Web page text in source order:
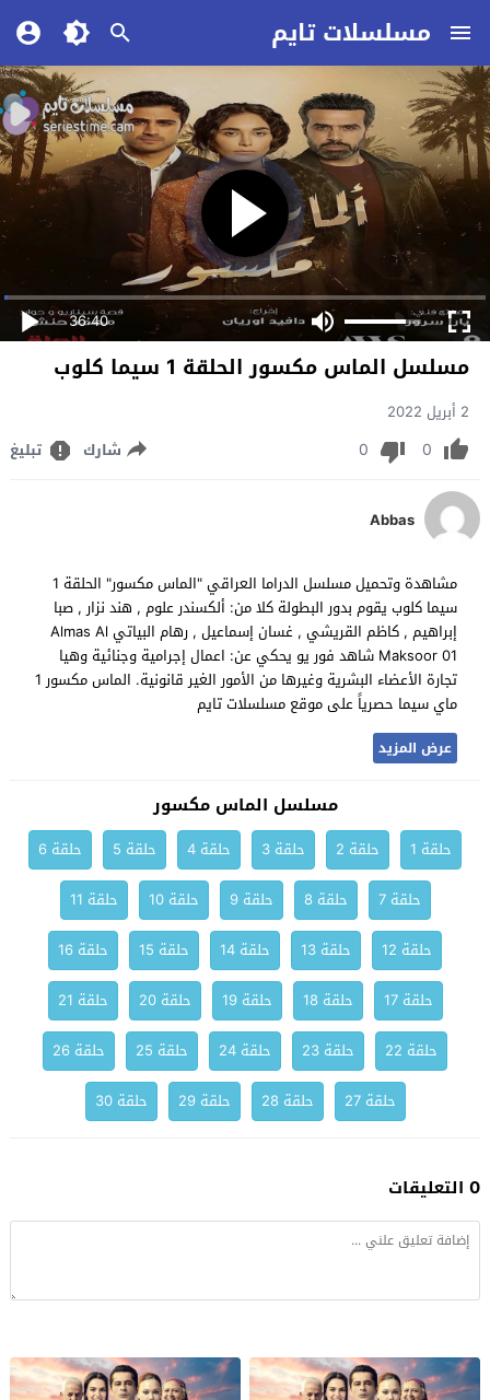
مسلسلات تايم
36:40
مسلسل الماس مكسور الحلقة 1 سيما كلوب
2 أبريل 2022
0
0 شارك تبليغ
Abbas
مشاهدة وتحميل مسلسل الدراما العراقي "الماس مكسور" الحلقة 1
سيما كلوب يقوم بدور البطولة كلا من: ألكسندر علوم , هند نزار , صبا
إبراهيم , كاظم القريشي , غسان إسماعيل , رهام البياتي Almas Al
Maksoor 01 شاهد فور يو يحكي عن: اعمال إجرامية وجنائية وهيا
تجارة الأعضاء البشرية وغيرها من الأمور الغير قانونية. الماس مكسور 1
ماي سيما حصرياً على موقع مسلسلات تايم
عرض المزيد
مسلسل الماس مكسور
حلقة 1 حلقة 2 حلقة 3 حلقة 4 حلقة 5
حلقة 6
حلقة 7
حلقة 8 حلقة 9 حلقة 10
حلقة 11
حلقة 12
حلقة 13 حلقة 14 حلقة 15
حلقة 16
حلقة 17
حلقة 18 حلقة 19 حلقة 20
حلقة 21
حلقة 22
حلقة 23 حلقة 24 حلقة 25
حلقة 26
حلقة 27
حلقة 28 حلقة 29 حلقة 30
0 التعليقات